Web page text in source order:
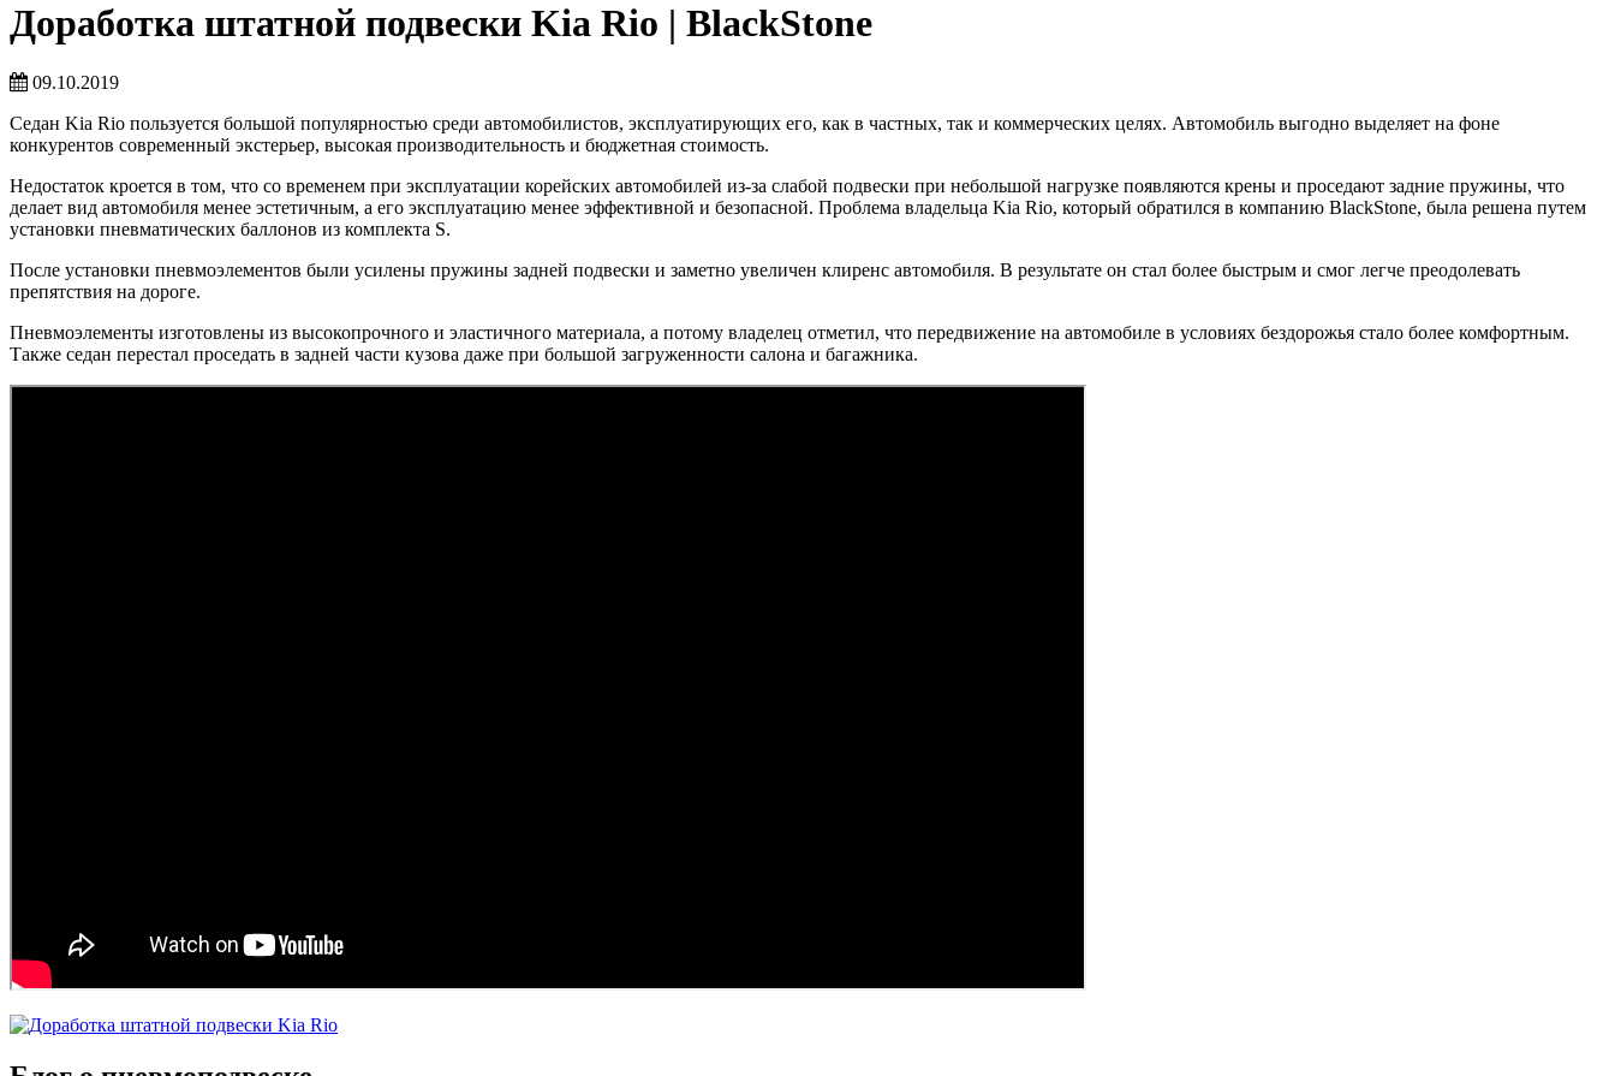
Доработка штатной подвески Kia Rio | BlackStone
09.10.2019
Седан Kia Rio пользуется большой популярностью среди автомобилистов, эксплуатирующих его, как в частных, так и коммерческих целях. Автомобиль выгодно выделяет на фоне
конкурентов современный экстерьер, высокая производительность и бюджетная стоимость.
Недостаток кроется в том, что со временем при эксплуатации корейских автомобилей из-за слабой подвески при небольшой нагрузке появляются крены и проседают задние пружины, что
делает вид автомобиля менее эстетичным, а его эксплуатацию менее эффективной и безопасной. Проблема владельца Kia Rio, который обратился в компанию BlackStone, была решена путем
установки пневматических баллонов из комплекта S.
После установки пневмоэлементов были усилены пружины задней подвески и заметно увеличен клиренс автомобиля. В результате он стал более быстрым и смог легче преодолевать
препятствия на дороге.
Пневмоэлементы изготовлены из высокопрочного и эластичного материала, а потому владелец отметил, что передвижение на автомобиле в условиях бездорожья стало более комфортным.
Также седан перестал проседать в задней части кузова даже при большой загруженности салона и багажника.